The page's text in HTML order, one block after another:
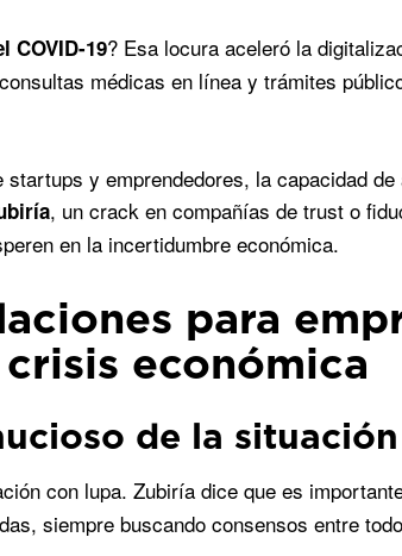
COVID-19? Esa locura aceleró la
médicas en línea y trámites
startups y emprendedores, la capacidad
, un crack en compañías de trust o
en la incertidumbre económica.
para
económica
de la situación
con lupa. Zubiría dice que es
siempre buscando consensos entre